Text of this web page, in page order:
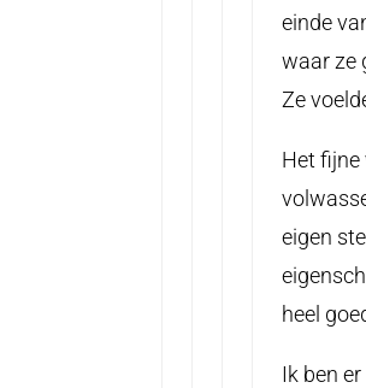
einde
waar ze
Ze
Het fijne
eigen
heel
Ik ben